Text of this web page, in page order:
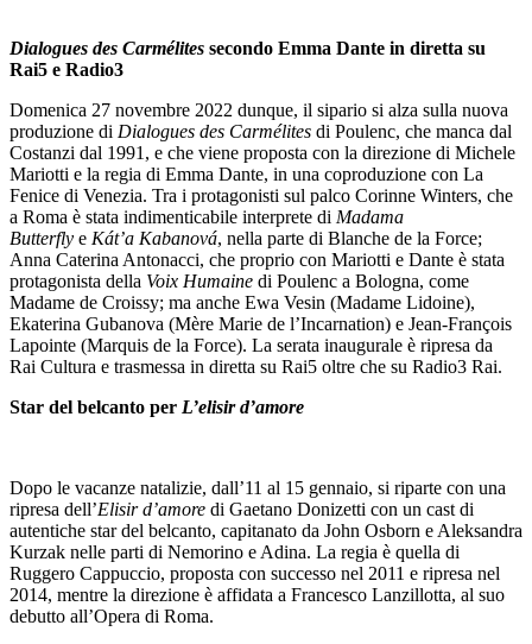
Dialogues des Carmélites secondo Emma Dante in diretta su
Rai5 e Radio3
Domenica 27 novembre 2022 dunque, il sipario si alza sulla nuova
produzione di Dialogues des Carmélites di Poulenc, che manca dal
Costanzi dal 1991, e che viene proposta con la direzione di Michele
Mariotti e la regia di Emma Dante, in una coproduzione con La
Fenice di Venezia. Tra i protagonisti sul palco Corinne Winters, che
a Roma è stata indimenticabile interprete di Madama
Butterfly e Kát’a Kabanová, nella parte di Blanche de la Force;
Anna Caterina Antonacci, che proprio con Mariotti e Dante è stata
protagonista della Voix Humaine di Poulenc a Bologna, come
Madame de Croissy; ma anche Ewa Vesin (Madame Lidoine),
Ekaterina Gubanova (Mère Marie de l’Incarnation) e Jean-François
Lapointe (Marquis de la Force). La serata inaugurale è ripresa da
Rai Cultura e trasmessa in diretta su Rai5 oltre che su Radio3 Rai.
Star del belcanto per L’elisir d’amore
Dopo le vacanze natalizie, dall’11 al 15 gennaio, si riparte con una
ripresa dell’Elisir d’amore di Gaetano Donizetti con un cast di
autentiche star del belcanto, capitanato da John Osborn e Aleksandra
Kurzak nelle parti di Nemorino e Adina. La regia è quella di
Ruggero Cappuccio, proposta con successo nel 2011 e ripresa nel
2014, mentre la direzione è affidata a Francesco Lanzillotta, al suo
debutto all’Opera di Roma.